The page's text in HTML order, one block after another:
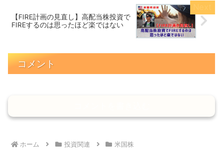
【FIRE計画の見直し】高配当株投資で
FIREするのは思ったほど楽ではない
コメント
ホーム 投資関連 米国株